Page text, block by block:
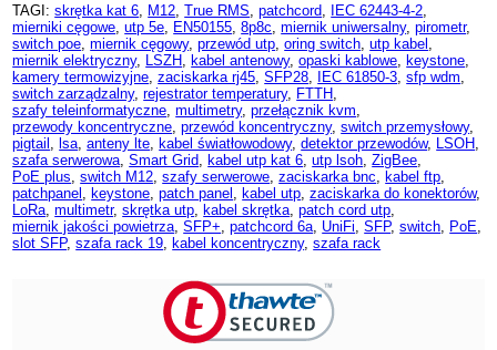
TAGI:skrętka kat 6 M12 ,True RMS ,patchcord IEC 62443-4-2
mierniki cęgowe ,utp 5e EN50155 ,8p8c ,miernik uniwersalny,pirometr,
switch poe ,miernik cęgowy,przewód utp ,oring switch ,utp kabel
miernik elektryczny, LSZH ,kabel antenowy,opaski kablowe ,keystone
kamery termowizyjne ,zaciskarka rj45 ,SFP28 IEC 61850-3 ,sfp wdm
switch zarządzalny,rejestrator temperatury, FTTH
szafy teleinformatyczne ,multimetry,przełącznik kvm
przewody koncentryczne ,przewód koncentryczny,switch przemysłowy,
pigtail ,lsa ,anteny lte ,kabel światłowodowy,detektor przewodów, LSOH
szafa serwerowa ,Smart Grid ,kabel utp kat 6 ,utp lsoh ,ZigBee
PoE plus ,switch M12 ,szafy serwerowe ,zaciskarka bnc ,kabel ftp
patchpanel ,keystone ,patch panel ,kabel utp ,zaciskarka do konektorów,
LoRa ,multimetr,skrętka utp ,kabel skrętka ,patch cord utp
miernik jakości powietrza ,SFP+ ,patchcord 6a UniFi ,SFP,switch PoE
slot SFP,szafa rack 19 ,kabel koncentryczny,szafa rack